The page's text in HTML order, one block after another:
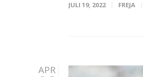
JULI 19, 2022 FREJA
APR